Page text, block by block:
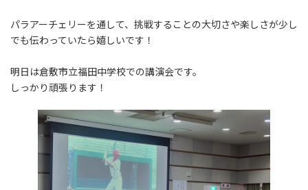
パラアーチェリーを通して、挑戦することの大切さや楽しさが少し
でも伝わっていたら嬉しいです！
明日は倉敷市立福田中学校での講演会です。
しっかり頑張ります！